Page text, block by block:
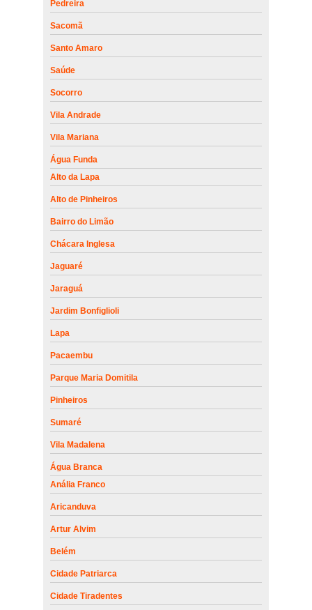
Pedreira
Sacomã
Santo Amaro
Saúde
Socorro
Vila Andrade
Vila Mariana
Água Funda
Alto da Lapa
Alto de Pinheiros
Bairro do Limão
Chácara Inglesa
Jaguaré
Jaraguá
Jardim Bonfiglioli
Lapa
Pacaembu
Parque Maria Domitila
Pinheiros
Sumaré
Vila Madalena
Água Branca
Anália Franco
Aricanduva
Artur Alvim
Belém
Cidade Patriarca
Cidade Tiradentes